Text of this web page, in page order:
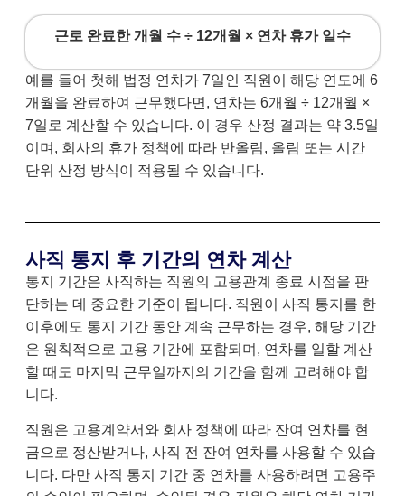
근로 완료한 개월 수 ÷ 12개월 × 연차 휴가 일수
예를 들어 첫해 법정 연차가 7일인 직원이 해당 연도에 6
개월을 완료하여 근무했다면, 연차는 6개월 ÷ 12개월 ×
7일로 계산할 수 있습니다. 이 경우 산정 결과는 약 3.5일
이며, 회사의 휴가 정책에 따라 반올림, 올림 또는 시간
단위 산정 방식이 적용될 수 있습니다.
사직 통지 후 기간의 연차 계산
통지 기간은 사직하는 직원의 고용관계 종료 시점을 판
단하는 데 중요한 기준이 됩니다. 직원이 사직 통지를 한
이후에도 통지 기간 동안 계속 근무하는 경우, 해당 기간
은 원칙적으로 고용 기간에 포함되며, 연차를 일할 계산
할 때도 마지막 근무일까지의 기간을 함께 고려해야 합
니다.
직원은 고용계약서와 회사 정책에 따라 잔여 연차를 현
금으로 정산받거나, 사직 전 잔여 연차를 사용할 수 있습
니다. 다만 사직 통지 기간 중 연차를 사용하려면 고용주